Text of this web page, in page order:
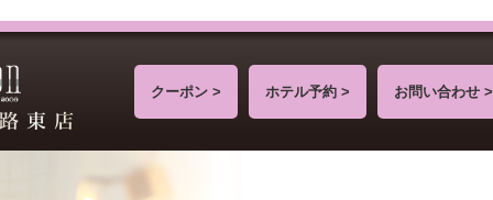
お問い合わせ >
ホテル予約 >
クーポン >